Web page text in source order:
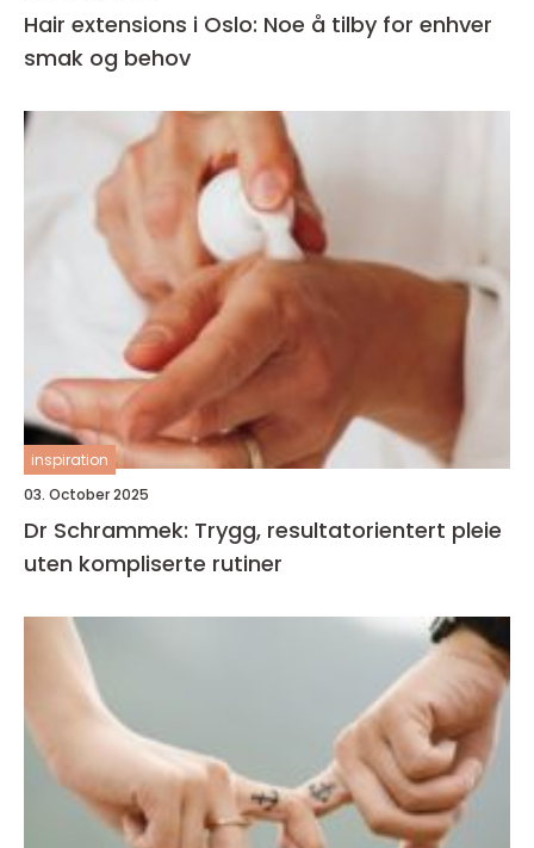
Hair extensions i Oslo: Noe å tilby for enhver
smak og behov
inspiration
03. October 2025
Dr Schrammek: Trygg, resultatorientert pleie
uten kompliserte rutiner